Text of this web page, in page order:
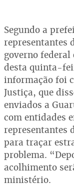
Segundo a
representantes
governo
desta quinta-
informação foi
Justiça, que
enviados a
com entidades
representantes
para traçar
problema.
acolhimento
ministério.